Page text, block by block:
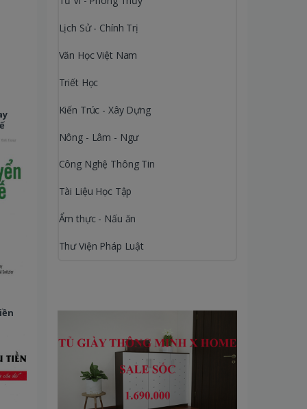
Lịch Sử - Chính Trị
Văn Học Việt Nam
Triết Học
Kiến Trúc - Xây Dựng
Nông - Lâm - Ngư
Công Nghệ Thông Tin
Tài Liệu Học Tập
Ẩm thực - Nấu ăn
Thư Viện Pháp Luật